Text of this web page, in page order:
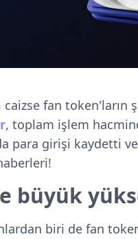
fan token'ların
, toplam işlem
para girişi kaydetti ve
büyük
biri de fan